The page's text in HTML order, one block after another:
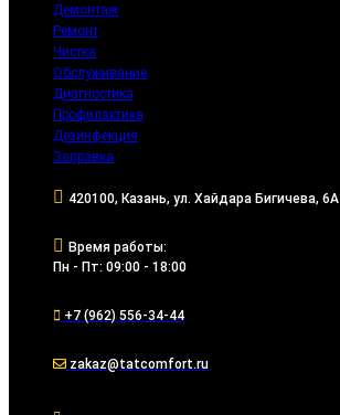
Демонтаж
Ремонт
Чистка
Обслуживание
Диагностика
Профилактика
Дезинфекция
Заправка
420100, Казань, ул. Хайдара Бигичева, 6А
Время работы:
Пн - Пт: 09:00 - 18:00
+7 (962) 556-34-44
zakaz@tatcomfort.ru